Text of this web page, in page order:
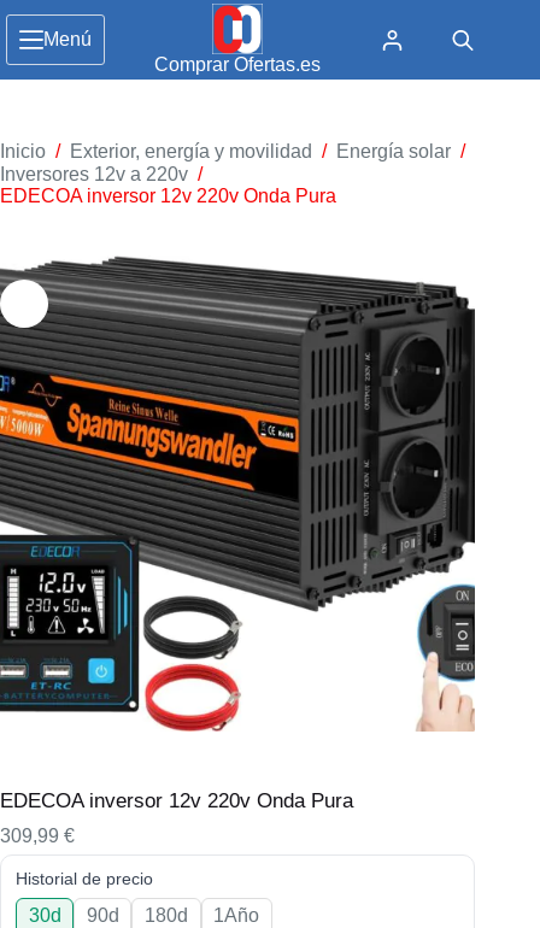
Menú
Comprar Ofertas.es
Inicio / Exterior, energía y movilidad / Energía solar /
Inversores 12v a 220v /
EDECOA inversor 12v 220v Onda Pura
EDECOA inversor 12v 220v Onda Pura
309,99 €
Historial de precio
30d 90d 180d 1Año